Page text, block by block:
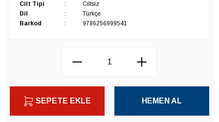
Cilt Tipi
:
Ciltsiz
Dil
:
Türkçe
Barkod
: 9786256999541
SEPETE EKLE HEMEN AL